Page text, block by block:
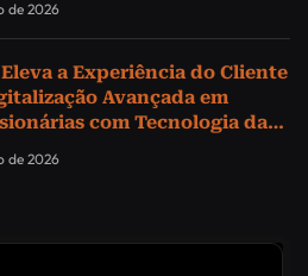
de 2026
a Experiência do Cliente
Avançada em
com Tecnologia da
de 2026